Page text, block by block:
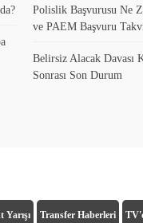
Polislik Başvurusu Ne
ve PAEM Başvuru
Belirsiz Alacak Davası
Sonrası Son Durum
Yarışı Transfer Haberleri